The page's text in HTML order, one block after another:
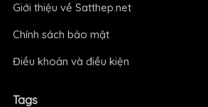
Giới thiệu về Satthep.net
Chính sách bảo mật
Điều khoản và điều kiện
Tags